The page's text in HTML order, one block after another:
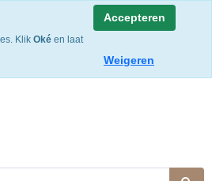
NL of €75,-BE/DU
Klik Oké en laat
Accepteren
Weigeren